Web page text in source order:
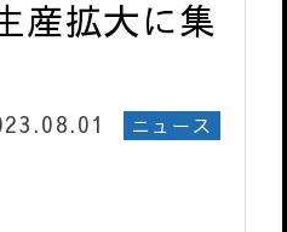
産拡大に集
ニュース